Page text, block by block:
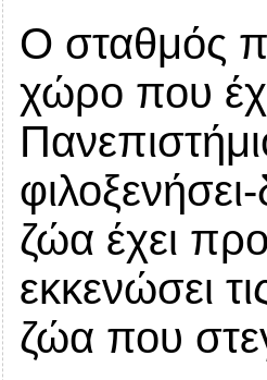
Ο σταθμός
χώρο που
ζώα έχει
εκκενώσει
ζώα που